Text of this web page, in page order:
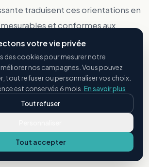
traduisent ces orientations en
et conformes aux
(CRRC). (s. d.). Codes, programs &
votre vie privée
des cookies pour mesurer notre
nos campagnes. Vous pouvez
tout refuser ou personnaliser vos choix.
est conservée 6 mois. En savoir plus
Tout refuser
Tout accepter